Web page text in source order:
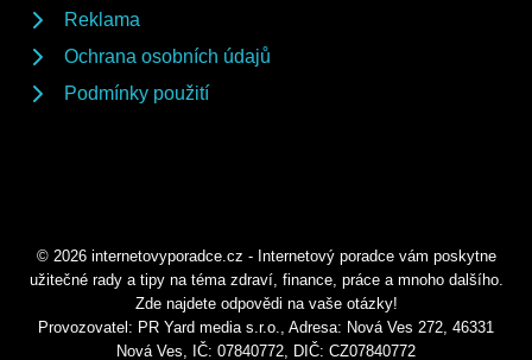
Reklama
Ochrana osobních údajů
Podmínky použití
© 2026 internetovyporadce.cz - Internetový poradce vám poskytne
užitečné rady a tipy na téma zdraví, finance, práce a mnoho dalšího.
Zde najdete odpovědi na vaše otázky!
Provozovatel: PR Yard media s.r.o., Adresa: Nová Ves 272, 46331
Nová Ves, IČ: 07840772, DIČ: CZ07840772